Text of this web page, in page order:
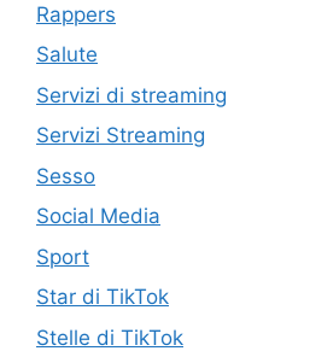
Rappers
Salute
Servizi di streaming
Servizi Streaming
Sesso
Social Media
Sport
Star di TikTok
Stelle di TikTok